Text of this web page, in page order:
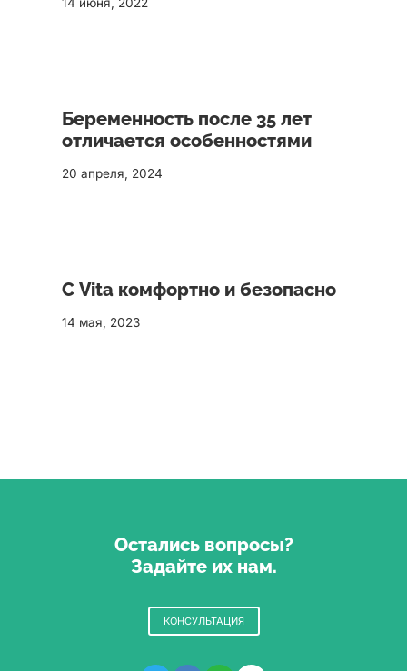
14 июня, 2022
Беременность после 35 лет
отличается особенностями
20 апреля, 2024
С Vita комфортно и безопасно
14 мая, 2023
Остались вопросы?
Задайте их нам.
КОНСУЛЬТАЦИЯ